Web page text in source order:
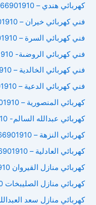
كهربائي هندي – 66901910 – رقم فني كهربائي هندي
فني كهربائي خيران – 66901910 – كهربائي الشليهات – بنيدر
فني كهربائي السرة – 66901910 – كهربجي – رقم معلم
فني كهربائي الروضىة- 66901910 – رقم كهربائي منازل
فني كهربائي الخالدية – 66901910 – كهربائي منازل
فني كهربائي الدعية – 66901910 – كهربائي الكويت
كهربائي المنصورية – 66901910 – فني كهربائي
كهربائي عبدالله السالم- 66901910 – كهربائي الكويت
كهربائي النزهة – 66901910 – كهربائي منازل
كهربائي العادلية – 66901910 – رقم كهربائي
كهربائي منازل القيروان 66901910 كهربائي
كهربائي منازل الصليبخات 66901910 فني كهربائي
كهربائي منازل سعد العبدالله 66901910